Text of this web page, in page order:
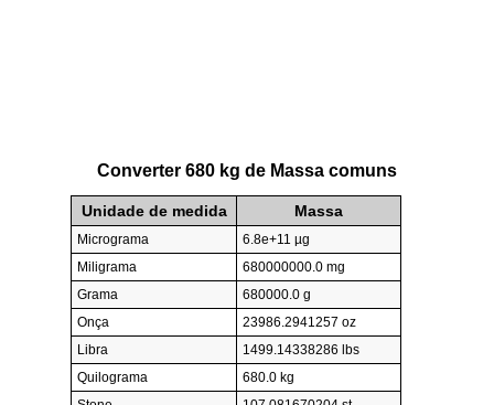
Converter 680 kg de Massa comuns
Unidade de medida Massa
Micrograma
6.8e+11 µg
Miligrama
680000000.0 mg
Grama
680000.0 g
Onça
23986.2941257 oz
Libra
1499.14338286 lbs
Quilograma
680.0 kg